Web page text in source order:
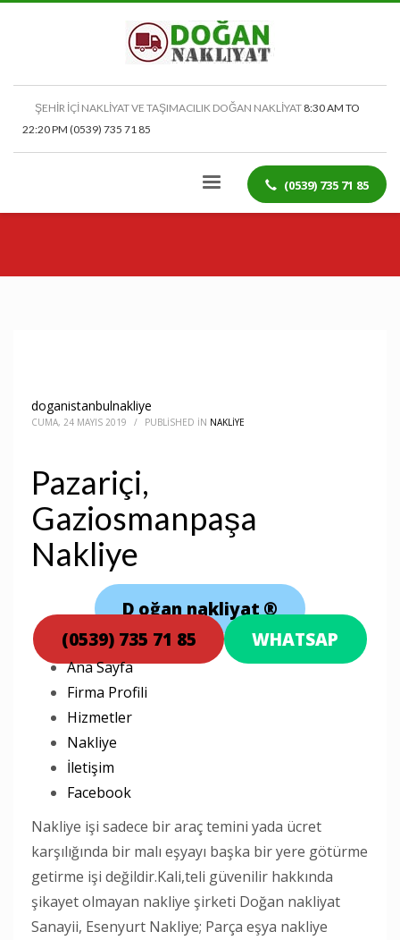
ŞEHİR İÇİ NAKLİYAT VE TAŞIMACILIK DOĞAN NAKLİYAT 8:30 AM TO
22:20 PM (0539) 735 71 85
(0539) 735 71 85
doganistanbulnakliye
CUMA, 24 MAYIS 2019 / PUBLISHED IN NAKLIYE
Pazariçi,
Gaziosmanpaşa
Nakliye
Doğan nakliyat®
(0539) 735 71 85
WHATSAP
Ana Sayfa
Firma Profili
Hizmetler
Nakliye
İletişim
Facebook
Nakliye işi sadece bir araç temini yada ücret
karşılığında bir malı eşyayı başka bir yere götürme
getirme işi değildir.Kali,teli güvenilir hakkında
şikayet olmayan nakliye şirketi Doğan nakliyat
Sanayii, Esenyurt Nakliye; Parça eşya nakliye